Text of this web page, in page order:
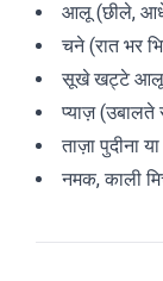
आलू (छीले,
चने (रात भर
सूखे खट्टे
प्याज़
ताज़ा पुदीना
नमक, काली